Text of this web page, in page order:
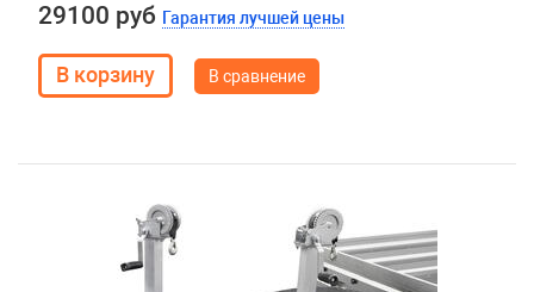
29100 руб Гарантия лучшей цены
В сравнение